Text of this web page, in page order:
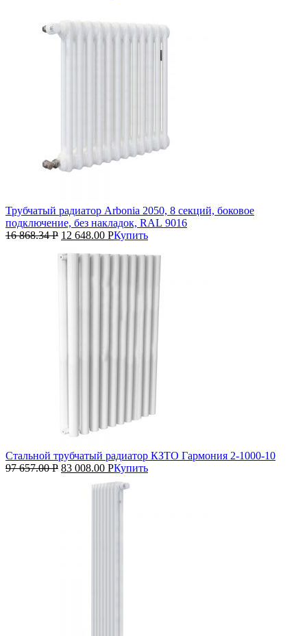
Трубчатый радиатор Arbonia 2050, 8 секций, боковое
подключение, без накладок, RAL 9016
16 868.34Р 12 648.00 РКупить
Стальной трубчатый радиатор КЗТО Гармония 2‑1000‑10
97 657.00Р 83 008.00 РКупить